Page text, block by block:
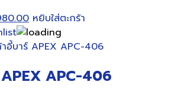
Current
price
is:
หยิบใส่ตะกร้า
APEX APC-406